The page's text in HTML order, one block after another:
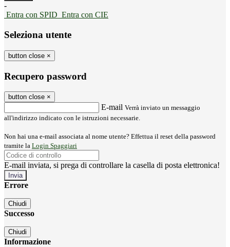
-
Entra con SPID Entra con CIE
Seleziona utente
button close ×
Recupero password
button close ×
E-mail Verrà inviato un messaggio
all'indirizzo indicato con le istruzioni necessarie.
Non hai una e-mail associata al nome utente? Effettua il reset della password
tramite la Login Spaggiari
E-mail inviata, si prega di controllare la casella di posta elettronica!
Errore
Chiudi
Successo
Chiudi
Informazione